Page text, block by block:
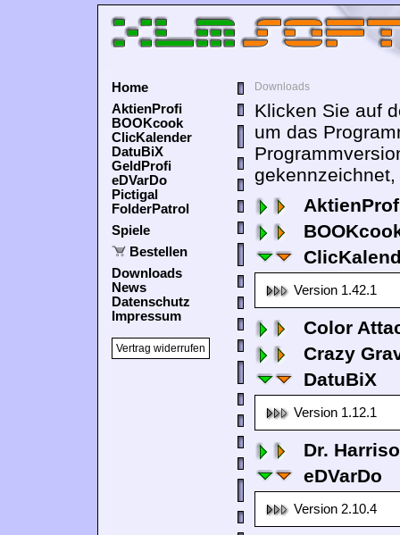
Home
AktienProfi
BOOKcook
ClicKalender
DatuBiX
GeldProfi
eDVarDo
Pictigal
FolderPatrol
Spiele
Bestellen
Downloads
News
Datenschutz
Impressum
Vertrag widerrufen
Downloads
Klicken Sie auf
um das
Version 1.42.1
Color
Crazy
DatuBiX
Version 1.12.1
Dr.
eDVarDo
Version 2.10.4